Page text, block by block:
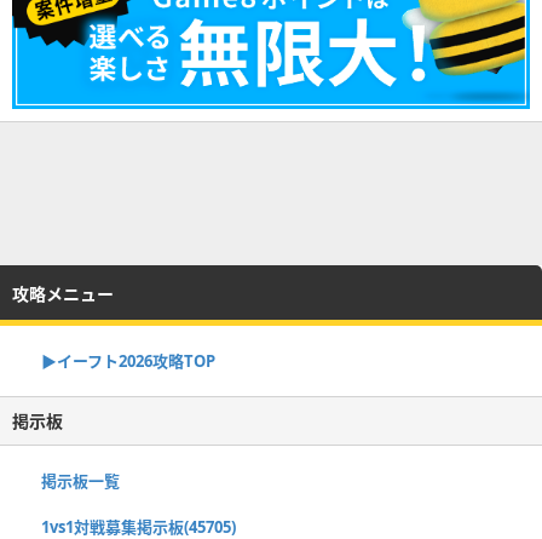
攻略メニュー
▶イーフト2026攻略TOP
掲示板
掲示板一覧
1vs1対戦募集掲示板(45705)